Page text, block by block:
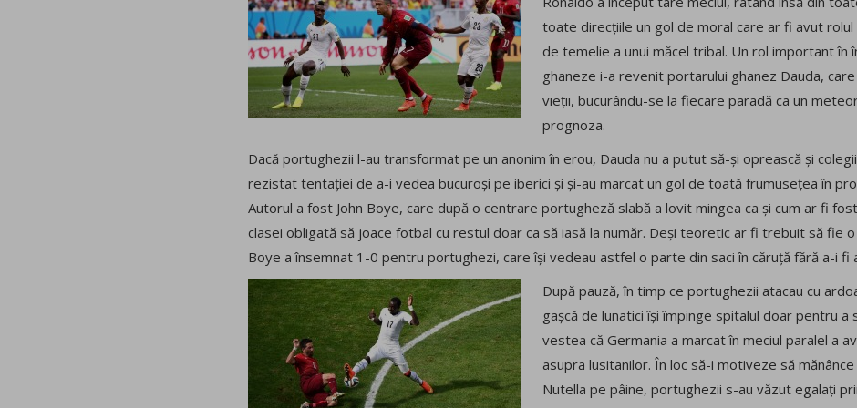
toate direcțiile un gol de moral care ar fi avut
de temelie a unui măcel tribal. Un rol important în
ghaneze i-a revenit portarului ghanez Dauda,
vieții, bucurându-se la fiecare paradă ca un
prognoza.
Dacă portughezii l-au transformat pe un anonim în erou, Dauda nu a putut să-și oprească și
rezistat tentației de a-i vedea bucuroși pe iberici și și-au marcat un gol de toată frumusețea în
Autorul a fost John Boye, care după o centrare portugheză slabă a lovit mingea ca și cum ar fi
clasei obligată să joace fotbal cu restul doar ca să iasă la număr. Deși teoretic ar fi trebuit să fie
Boye a însemnat 1-0 pentru portughezi, care își vedeau astfel o parte din saci în căruță fără a-i fi
După pauză, în timp ce portughezii atacau cu
gașcă de lunatici își împinge spitalul doar pentru a
vestea că Germania a marcat în meciul paralel a
asupra lusitanilor. În loc să-i motiveze să mănânce
Nutella pe pâine, portughezii s-au văzut egalați